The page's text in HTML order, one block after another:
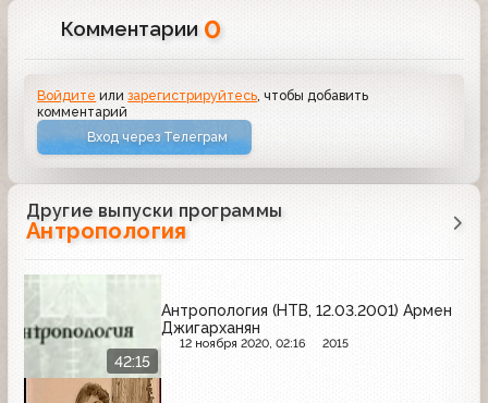
Комментарии 0
Войдите илизарегистрируйтесь , чтобы добавить
комментарий
Вход через Телеграм
Другие выпуски программы
Антропология
42:15
Антропология (НТВ, 12.03.2001) Армен
Джигарханян
12 ноября 2020, 02:16 2015